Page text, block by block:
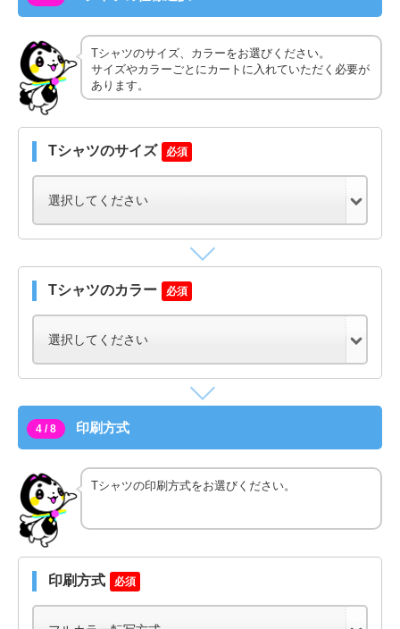
Tシャツのサイズ、カラーをお選びください。
サイズやカラーごとにカートに入れていただく必要が
あります。
Tシャツのサイズ 必須
Tシャツのカラー 必須
4 / 8 印刷方式
Tシャツの印刷方式をお選びください。
印刷方式 必須